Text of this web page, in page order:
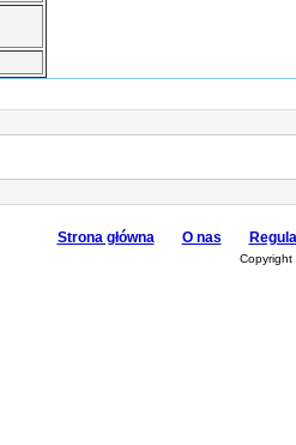
Strona główna O nas
Copyright